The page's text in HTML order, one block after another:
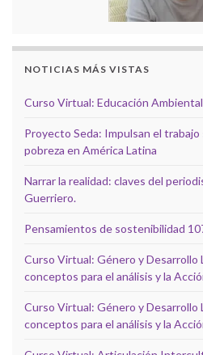
NOTICIAS MÁS VISTAS
Curso Virtual: Educación
Proyecto Seda: Impulsan el trabajo
pobreza en América Latina
Narrar la realidad: claves del
Guerriero.
Pensamientos de sostenibilidad
Curso Virtual: Género y Desarrollo
conceptos para el análisis y la
Curso Virtual: Género y Desarrollo
conceptos para el análisis y la